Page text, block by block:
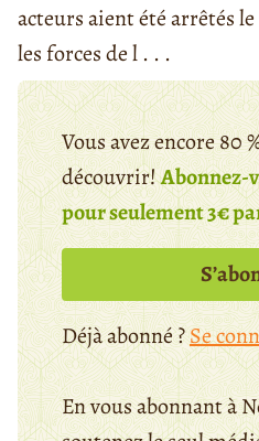
acteurs aient été arrêtés
les forces de l . . .
Vous avez encore 80
découvrir!Abonnez-
pour seulement 3€
Déjà abonné ?Se
En vous abonnant à